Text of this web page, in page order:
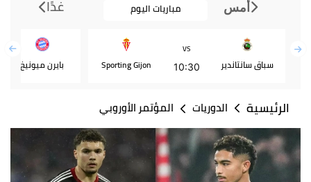
أمس مباريات اليوم غدًا
سباق سانتاندير
VS
10:30
Sporting Gijon بايرن ميونيخ
الرئيسية الدوريات المؤتمر الأوروبي